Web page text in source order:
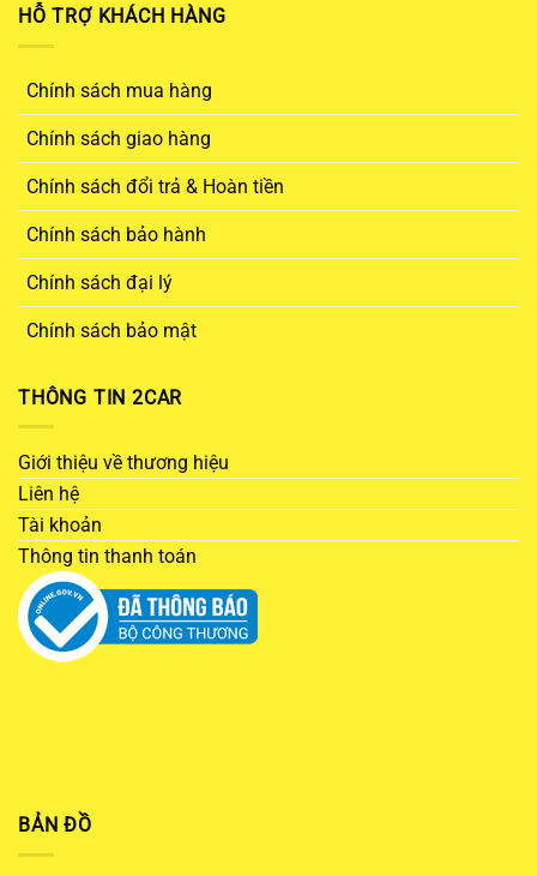
HỖ TRỢ KHÁCH HÀNG
Chính sách mua hàng
Chính sách giao hàng
Chính sách đổi trả & Hoàn tiền
Chính sách bảo hành
Chính sách đại lý
Chính sách bảo mật
THÔNG TIN 2CAR
Giới thiệu về thương hiệu
Liên hệ
Tài khoản
Thông tin thanh toán
BẢN ĐỒ